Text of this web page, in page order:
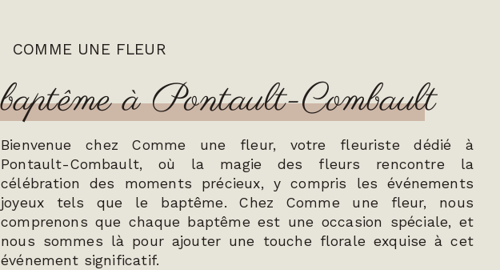
COMME UNE FLEUR
baptême à Pontault-Combault
Bienvenue chez Comme une fleur, votre fleuriste dédié à
Pontault-Combault, où la magie des fleurs rencontre la
célébration des moments précieux, y compris les événements
joyeux tels que le baptême. Chez Comme une fleur, nous
comprenons que chaque baptême est une occasion spéciale, et
nous sommes là pour ajouter une touche florale exquise à cet
événement significatif.